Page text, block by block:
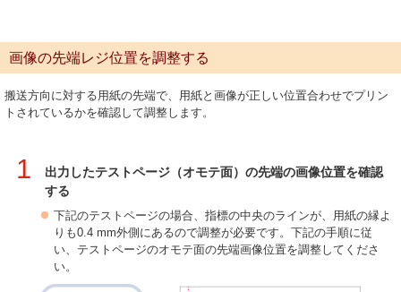
画像の先端レジ位置を調整する
搬送方向に対する用紙の先端で、用紙と画像が正しい位置合わせでプリン
トされているかを確認して調整します。
1
出力したテストページ（オモテ面）の先端の画像位置を確認
する
下記のテストページの場合、指標の中央のラインが、用紙の縁よ
りも0.4 mm外側にあるので調整が必要です。下記の手順に従
い、テストページのオモテ面の先端画像位置を調整してくださ
い。